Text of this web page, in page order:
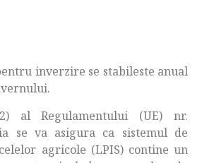
inverzire se stabileste anual
al Regulamentului (UE) nr.
se va asigura ca sistemul de
agricole (LPIS) contine un